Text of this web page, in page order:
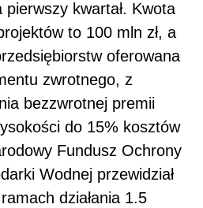
kwartał. Kwota
to 100 mln zł, a
oferowana
zwrotnego, z
bezzwrotnej premii
do 15% kosztów
Fundusz Ochrony
Wodnej przewidział
działania 1.5